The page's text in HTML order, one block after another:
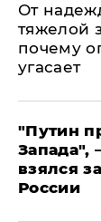
От
тяжелой
почему
угасает
"Путин
Запада",
взялся
России